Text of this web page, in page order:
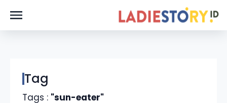
Tag
Tags : "sun-eater"